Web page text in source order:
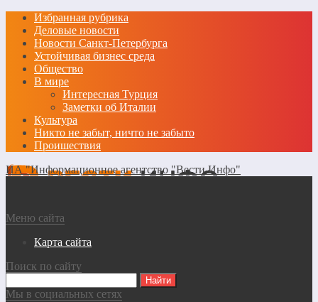
Избранная рубрика
Деловые новости
Новости Санкт-Петербурга
Устойчивая бизнес среда
Общество
В мире
Интересная Турция
Заметки об Италии
Культура
Никто не забыт, ничто не забыто
Проишествия
ИА "Информационное агентство "Вести Инфо"
Меню сайта
Карта сайта
Поиск по сайту
Мы в социальных сетях